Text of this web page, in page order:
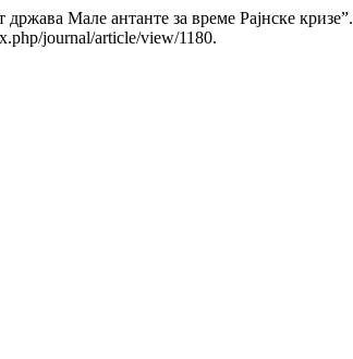
Мале антанте за време Рајнске кризе”.
journal/article/view/1180.